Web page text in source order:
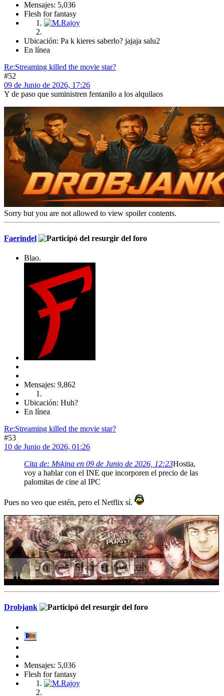
Mensajes: 5,036
Flesh for fantasy
Ubicación: Pa k kieres saberlo? jajaja salu2
En línea
Re:Streaming killed the movie star?
#52
09 de Junio de 2026, 17:26
Y de paso que suministren fentanilo a los alquilaos
Sorry but you are not allowed to view spoiler contents.
Faerindel
Blao.
Mensajes: 9,862
Ubicación: Huh?
En línea
Re:Streaming killed the movie star?
#53
10 de Junio de 2026, 01:26
Cita de: Mskina en 09 de Junio de 2026, 12:23Hostia,
voy a hablar con el INE que incorporen el precio de las
palomitas de cine al IPC
Pues no veo que estén, pero el Netflix sí.
Drobjank
Mensajes: 5,036
Flesh for fantasy